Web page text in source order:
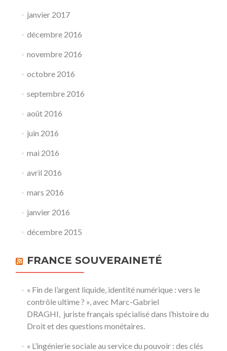
janvier 2017
décembre 2016
novembre 2016
octobre 2016
septembre 2016
août 2016
juin 2016
mai 2016
avril 2016
mars 2016
janvier 2016
décembre 2015
FRANCE SOUVERAINETÉ
« Fin de l’argent liquide, identité numérique : vers le
contrôle ultime ? », avec Marc-Gabriel
DRAGHI, juriste français spécialisé dans l’histoire du
Droit et des questions monétaires.
« L’ingénierie sociale au service du pouvoir : des clés